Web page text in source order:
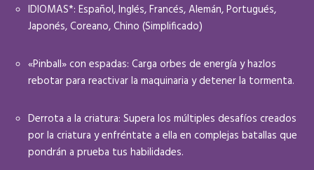
IDIOMAS*: Español, Inglés, Francés, Alemán, Portugués,
Japonés, Coreano, Chino (Simplificado)
«Pinball» con espadas: Carga orbes de energía y hazlos
rebotar para reactivar la maquinaria y detener la tormenta.
Derrota a la criatura: Supera los múltiples desafíos creados
por la criatura y enfréntate a ella en complejas batallas que
pondrán a prueba tus habilidades.